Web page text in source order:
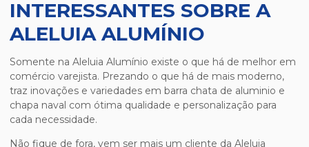
INTERESSANTES SOBRE A
ALELUIA ALUMÍNIO
Somente na Aleluia Alumínio existe o que há de melhor em
comércio varejista. Prezando o que há de mais moderno,
traz inovações e variedades em barra chata de aluminio e
chapa naval com ótima qualidade e personalização para
cada necessidade.
Não fique de fora, vem ser mais um cliente da Aleluia